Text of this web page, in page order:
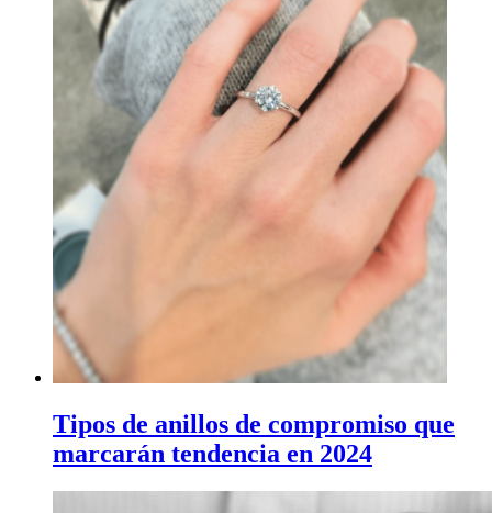
Tipos de anillos de compromiso que
marcarán tendencia en 2024